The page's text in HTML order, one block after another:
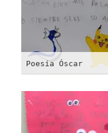
Poesía Óscar